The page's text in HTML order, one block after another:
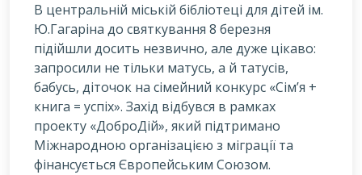
В центральній міській бібліотеці для дітей ім.
Ю.Гагаріна до святкування 8 березня
підійшли досить незвично, але дуже цікаво:
запросили не тільки матусь, а й татусів,
бабусь, діточок на сімейний конкурс «Сім’я +
книга = успіх». Захід відбувся в рамках
проекту «ДоброДій», який підтримано
Міжнародною організацією з міграції та
фінансується Європейським Союзом.